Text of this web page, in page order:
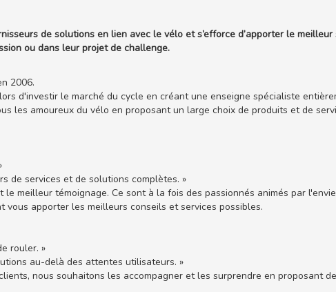
de solutions en lien avec le vélo et s’efforce d’apporter le
ou dans leur projet de challenge.
2006.
d'investir le marché du cycle en créant une enseigne spécialiste
les amoureux du vélo en proposant un large choix de produits et de
de services et de solutions complètes. »
le meilleur témoignage. Ce sont à la fois des passionnés animés par
vous apporter les meilleurs conseils et services possibles.
rouler. »
au-delà des attentes utilisateurs. »
nous souhaitons les accompagner et les surprendre en proposant